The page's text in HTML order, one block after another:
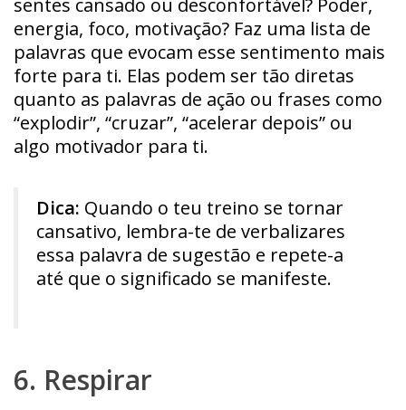
sentes cansado ou desconfortável? Poder,
energia, foco, motivação? Faz uma lista de
palavras que evocam esse sentimento mais
forte para ti. Elas podem ser tão diretas
quanto as palavras de ação ou frases como
“explodir”, “cruzar”, “acelerar depois” ou
algo motivador para ti.
Dica: Quando o teu treino se tornar
cansativo, lembra-te de verbalizares
essa palavra de sugestão e repete-a
até que o significado se manifeste.
6. Respirar